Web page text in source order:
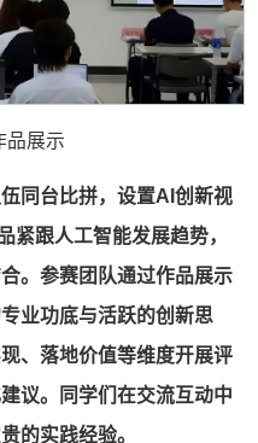
品展示
同台比拼，设置AI创新视
跟人工智能发展趋势，
。参赛团队通过作品展示
业功底与活跃的创新思
、落地价值等维度开展评
议。同学们在交流互动中
的实践经验。